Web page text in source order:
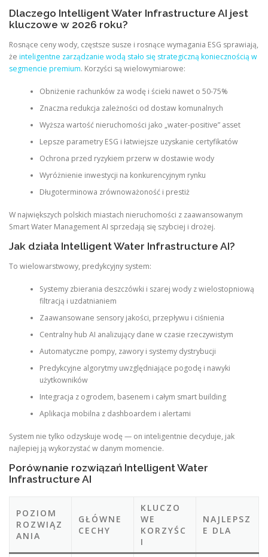
Dlaczego Intelligent Water Infrastructure AI jest
kluczowe w 2026 roku?
Rosnące ceny wody, częstsze susze i rosnące wymagania ESG sprawiają,
że inteligentne zarządzanie wodą stało się strategiczną koniecznością w
segmencie premium. Korzyści są wielowymiarowe:
Obniżenie rachunków za wodę i ścieki nawet o 50-75%
Znaczna redukcja zależności od dostaw komunalnych
Wyższa wartość nieruchomości jako „water-positive” asset
Lepsze parametry ESG i łatwiejsze uzyskanie certyfikatów
Ochrona przed ryzykiem przerw w dostawie wody
Wyróżnienie inwestycji na konkurencyjnym rynku
Długoterminowa zrównoważoność i prestiż
W największych polskich miastach nieruchomości z zaawansowanym
Smart Water Management AI sprzedają się szybciej i drożej.
Jak działa Intelligent Water Infrastructure AI?
To wielowarstwowy, predykcyjny system:
Systemy zbierania deszczówki i szarej wody z wielostopniową
filtracją i uzdatnianiem
Zaawansowane sensory jakości, przepływu i ciśnienia
Centralny hub AI analizujący dane w czasie rzeczywistym
Automatyczne pompy, zawory i systemy dystrybucji
Predykcyjne algorytmy uwzględniające pogodę i nawyki
użytkowników
Integracja z ogrodem, basenem i całym smart building
Aplikacja mobilna z dashboardem i alertami
System nie tylko odzyskuje wodę — on inteligentnie decyduje, jak
najlepiej ją wykorzystać w danym momencie.
Porównanie rozwiązań Intelligent Water
Infrastructure AI
POZIOM
ROZWIĄZ
ANIA
GŁÓWNE
CECHY
KLUCZO
WE
KORZYŚC
I
NAJLEPSZ
E DLA